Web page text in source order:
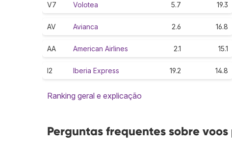
V7 Volotea 5.7 19.3
AV Avianca 2.6 16.8
AA American Airlines 2.1 15.1
I2 Iberia Express 19.2 14.8
Ranking geral e explicação
Perguntas frequentes sobre